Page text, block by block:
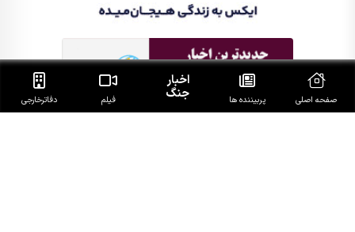
صفحه اصلی پربیننده ها
اخبار
جنگ فیلم دفاتر‌خارجی